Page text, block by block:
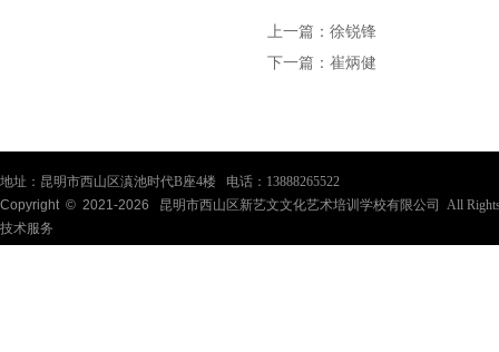
上一篇： 徐锐锋
下一篇： 崔炳健
地址：昆明市西山区滇池时代B座4楼 电话：13888265522
Copyright © 2021-2026
昆明市西山区新艺文文化艺术培训学校有限公司 All
技术服务